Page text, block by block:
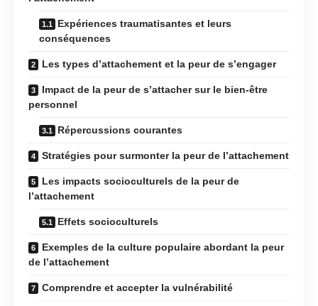
Expériences traumatisantes et leurs
conséquences
Les types d’attachement et la peur de s’engager
Impact de la peur de s’attacher sur le bien-être
personnel
Répercussions courantes
Stratégies pour surmonter la peur de l’attachement
Les impacts socioculturels de la peur de
l’attachement
Effets socioculturels
Exemples de la culture populaire abordant la peur
de l’attachement
Comprendre et accepter la vulnérabilité